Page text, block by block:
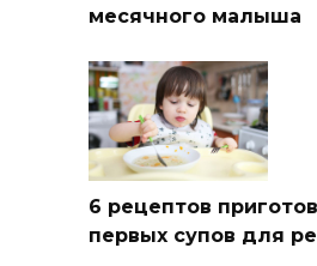
месячного малыша
6 рецептов
первых супов для